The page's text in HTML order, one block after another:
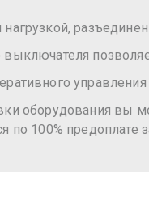
выключателя
оборудования вы
по 100% предоплате